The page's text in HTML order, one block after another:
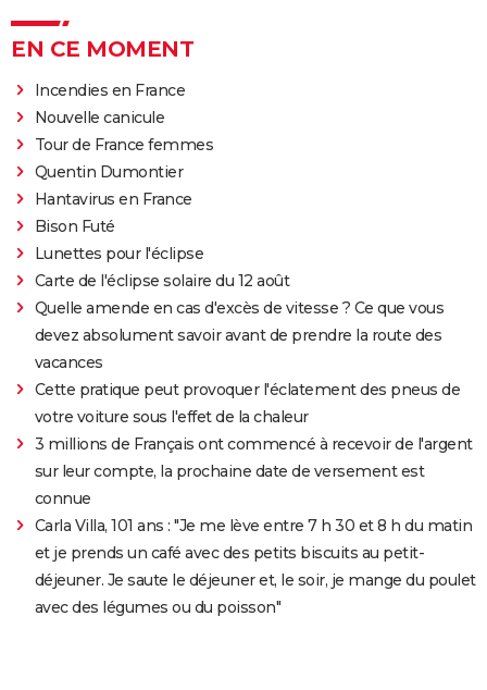
EN CE MOMENT
Incendies en France
Nouvelle canicule
Tour de France femmes
Quentin Dumontier
Hantavirus en France
Bison Futé
Lunettes pour l'éclipse
Carte de l'éclipse solaire du 12 août
Quelle amende en cas d'excès de vitesse ? Ce que vous
devez absolument savoir avant de prendre la route des
vacances
Cette pratique peut provoquer l'éclatement des pneus de
votre voiture sous l'effet de la chaleur
3 millions de Français ont commencé à recevoir de l'argent
sur leur compte, la prochaine date de versement est
connue
Carla Villa, 101 ans : "Je me lève entre 7 h 30 et 8 h du matin
et je prends un café avec des petits biscuits au petit-
déjeuner. Je saute le déjeuner et, le soir, je mange du poulet
avec des légumes ou du poisson"